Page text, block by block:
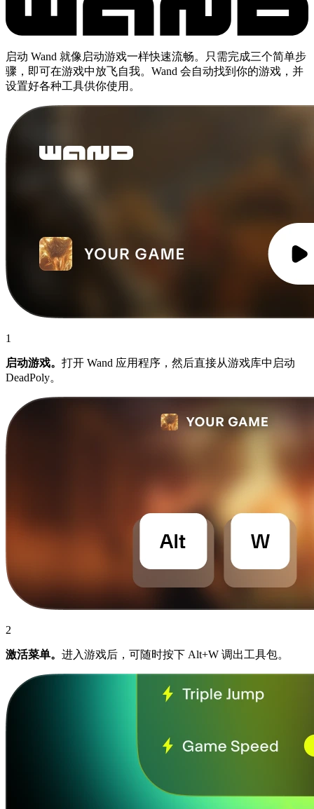
启动 Wand 就像启动游戏一样快速流畅。只需完成三个简单步
骤，即可在游戏中放飞自我。Wand 会自动找到你的游戏，并
设置好各种工具供你使用。
1
启动游戏。 打开 Wand 应用程序，然后直接从游戏库中启动
DeadPoly。
2
激活菜单。 进入游戏后，可随时按下 Alt+W 调出工具包。